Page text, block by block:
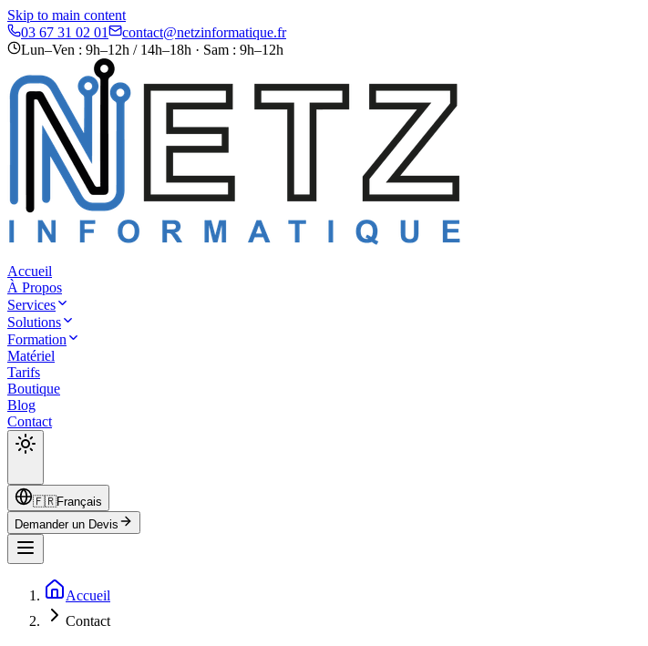
Skip to main content
03 67 31 02 01
contact@netzinformatique.fr
Lun–Ven : 9h–12h / 14h–18h · Sam : 9h–12h
Accueil
À Propos
Services
Solutions
Formation
Matériel
Tarifs
Boutique
Blog
Contact
🇫🇷Français
Demander un Devis
Accueil
Contact